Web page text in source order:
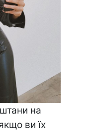
на
ви їх